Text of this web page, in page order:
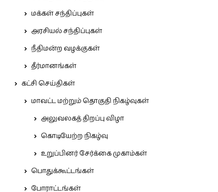
மக்கள் சந்திப்புகள்
அரசியல் சந்திப்புகள்
நீதிமன்ற வழக்குகள்
தீர்மானங்கள்
கட்சி செய்திகள்
மாவட்ட மற்றும் தொகுதி நிகழ்வுகள்
அலுவலகத் திறப்பு விழா
கொடியேற்ற நிகழ்வு
உறுப்பினர் சேர்க்கை முகாம்கள்
பொதுக்கூட்டங்கள்
போராட்டங்கள்